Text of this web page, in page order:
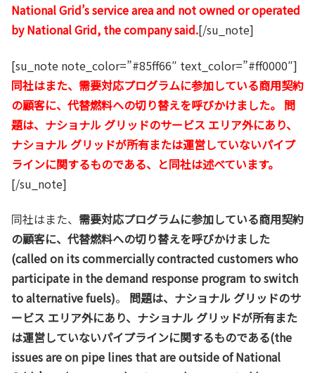
National Grid’s service area and not owned or operated
by National Grid, the company said.[/su_note]
[su_note note_color=”#85ff66″ text_color=”#ff0000″]
同社はまた、需要対応プログラムに参加している商用契約
の顧客に、代替燃料への切り替えを呼びかけました。 問
題は、ナショナル グリッドのサービス エリア外にあり、
ナショナル グリッドが所有または運営していないパイプ
ラインに関するものである、と同社は述べています。
[/su_note]
同社はまた、 需要対応プログラムに参加している商用契約
の顧客に、代替燃料への切り替えを呼びかけました
(called on its commercially contracted customers who
participate in the demand response program to switch
to alternative fuels)。 問題は、ナショナル グリッドのサ
ービス エリア外にあり、ナショナル グリッドが所有また
は運営していないパイプラインに関するものである(the
issues are on pipe lines that are outside of National